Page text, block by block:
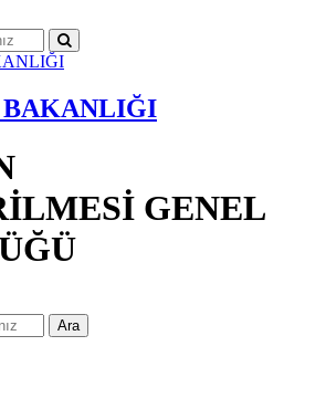
BAKANLIĞI
GENEL
Ara